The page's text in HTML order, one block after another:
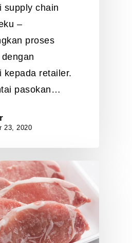
supply chain
–
proses
kepada retailer.
pasokan…
23, 2020